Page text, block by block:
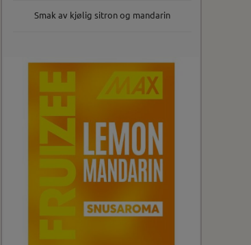
Smak av kjølig sitron og mandarin